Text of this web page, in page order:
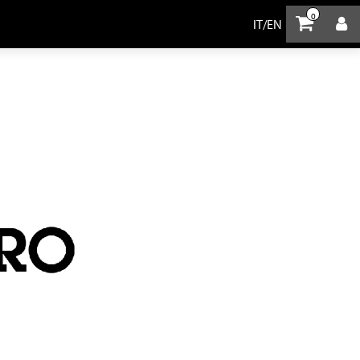
0
IT/EN